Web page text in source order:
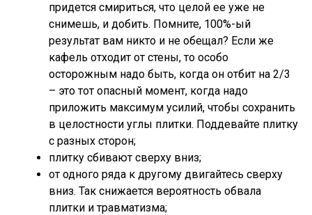
придется смириться, что целой ее уже не
снимешь, и добить. Помните, 100%-ый
результат вам никто и не обещал? Если же
кафель отходит от стены, то особо
осторожным надо быть, когда он отбит на 2/3
– это тот опасный момент, когда надо
приложить максимум усилий, чтобы сохранить
в целостности углы плитки. Поддевайте плитку
с разных сторон;
плитку сбивают сверху вниз;
от одного ряда к другому двигайтесь сверху
вниз. Так снижается вероятность обвала
плитки и травматизма;